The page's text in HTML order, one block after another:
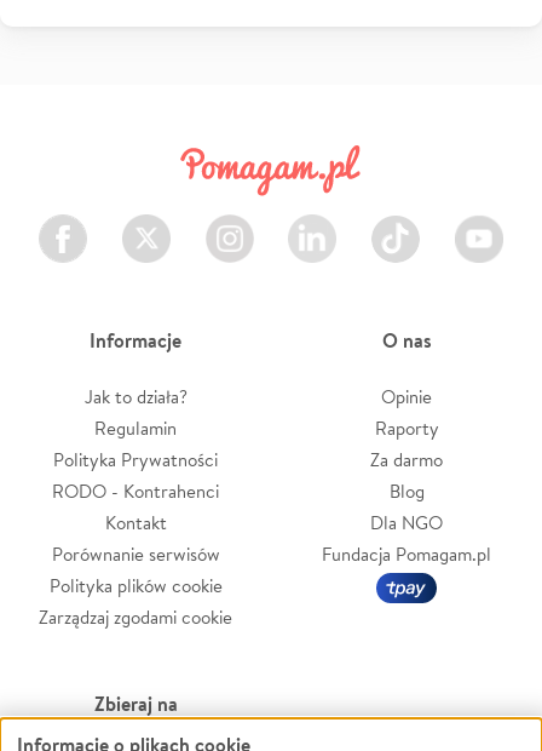
Facebook Twitter Instagram LinkedIn TikTok Youtube
Informacje
Jak to działa?
Regulamin
Polityka Prywatności
RODO - Kontrahenci
Kontakt
Porównanie serwisów
Polityka plików cookie
Zarządzaj zgodami cookie
O nas
Opinie
Raporty
Za darmo
Blog
Dla NGO
Fundacja Pomagam.pl
Zbieraj na
Informacje o plikach cookie